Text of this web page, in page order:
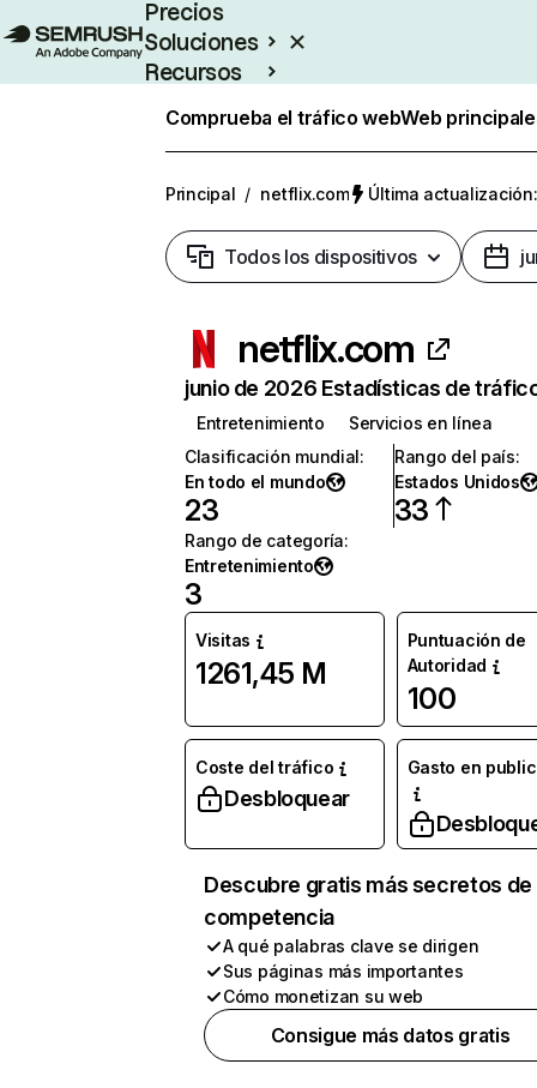
Precios
Soluciones
Recursos
Comprueba el tráfico webWeb
Principal / netflix.com Última
Todos los dispositivos
netflix.com
junio de 2026 Estadísticas de
Entretenimiento
Servicios en línea
Clasificación mundial:
En todo el mundo
23
Rango del país:
Estados Unidos
33
Rango de categoría:
Entretenimiento
3
Visitas
1261,45 M
Puntuación de
Autoridad
100
Coste del tráfico
Desbloquear
Gasto en
Descubre gratis más secretos de
competencia
A qué palabras clave se dirigen
Sus páginas más importantes
Cómo monetizan su web
Consigue más datos gratis